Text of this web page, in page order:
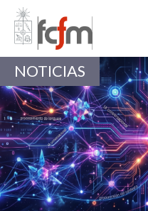
Estudiantes
Académicas/os
NOTICIAS